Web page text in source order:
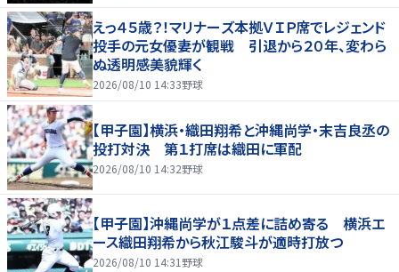
えっ４５歳？！マリナーズ本拠ＶＩＰ席でレジェンド
投手の元女優妻が観戦 引退から２０年、変わら
ぬ透明感美貌輝く
2026/08/10 14:33野球
【甲子園】横浜・織田翔希と沖縄尚学・末吉良丞の
投打対決 第１打席は織田に軍配
2026/08/10 14:32野球
【甲子園】沖縄尚学が１点差に詰め寄る 横浜エ
ース織田翔希から秋江駿斗が適時打放つ
2026/08/10 14:31 野球